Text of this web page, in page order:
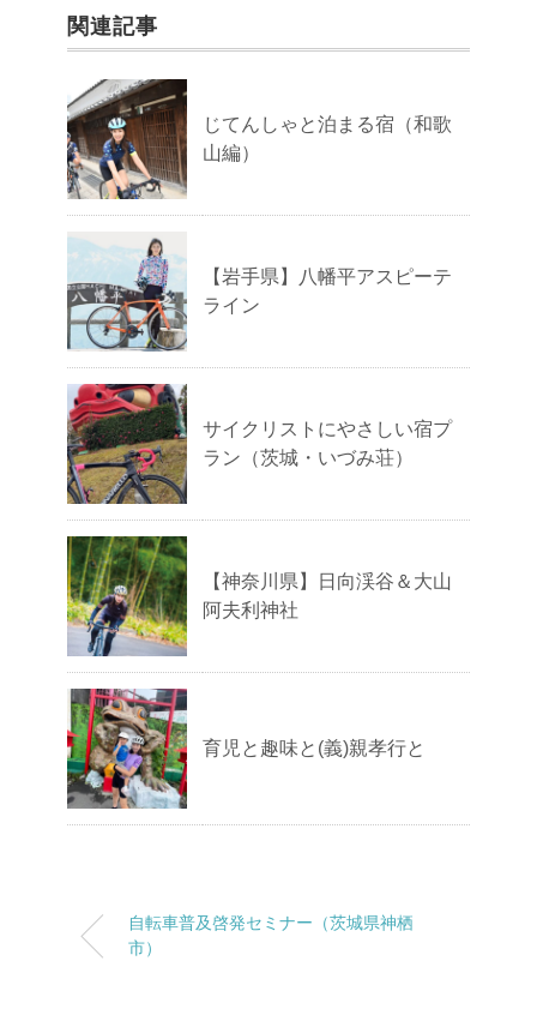
関連記事
じてんしゃと泊まる宿（和歌
山編）
【岩手県】八幡平アスピーテ
ライン
サイクリストにやさしい宿プ
ラン（茨城・いづみ荘）
【神奈川県】日向渓谷＆大山
阿夫利神社
育児と趣味と(義)親孝行と
自転車普及啓発セミナー（茨城県神栖
市）